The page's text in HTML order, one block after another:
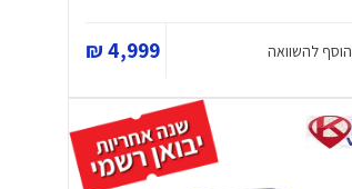
הוסף להשוואה 4,999 ₪